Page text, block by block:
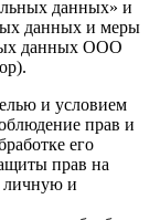
данных» и
данных и меры
данных ООО
и условием
прав и
его
прав на
личную и